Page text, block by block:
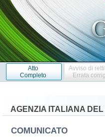
Atto
Completo
Avviso di
Errata
AGENZIA ITALIANA
COMUNICATO